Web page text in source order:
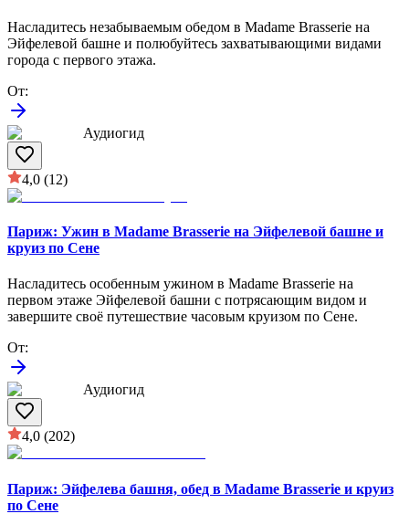
Насладитесь незабываемым обедом в Madame Brasserie на
Эйфелевой башне и полюбуйтесь захватывающими видами
города с первого этажа.
От:
Аудиогид
4,0 (12)
Париж: Ужин в Madame Brasserie на Эйфелевой башне и
круиз по Сене
Насладитесь особенным ужином в Madame Brasserie на
первом этаже Эйфелевой башни с потрясающим видом и
завершите своё путешествие часовым круизом по Сене.
От:
Аудиогид
4,0 (202)
Париж: Эйфелева башня, обед в Madame Brasserie и круиз
по Сене